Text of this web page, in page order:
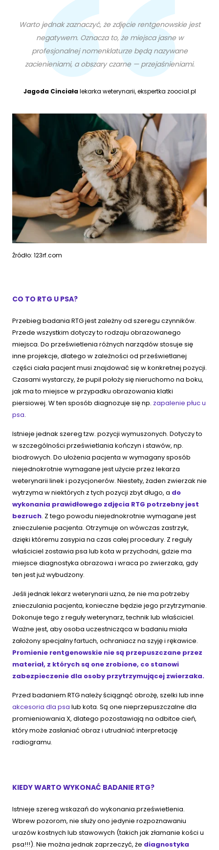
Warto jednak zaznaczyć, że zdjęcie rentgenowskie jest
negatywem. Oznacza to, że miejsca jasne w
profesjonalnej nomenklaturze będą nazywane
zacienieniami, a obszary czarne — przejaśnieniami.
Jagoda Cinciałalekarka weterynarii, ekspertka zoocial.pl
Źródło: 123rf.com
CO TO RTG U PSA?
Przebieg badania RTG jest zależny od szeregu czynników.
Przede wszystkim dotyczy to rodzaju obrazowanego
miejsca. Do prześwietlenia różnych narządów stosuje się
inne projekcje, dlatego w zależności od prześwietlanej
części ciała pacjent musi znajdować się w konkretnej pozycji.
Czasami wystarczy, że pupil położy się nieruchomo na boku,
jak ma to miejsce w przypadku obrazowania klatki
piersiowej. W ten sposób diagnozuje się np. zapalenie płuc u
psa.
Istnieje jednak szereg tzw. pozycji wymuszonych. Dotyczy to
w szczególności prześwietlania kończyn i stawów, np.
biodrowych. Do ułożenia pacjenta w wymagany sposób
niejednokrotnie wymagane jest użycie przez lekarza
weterynarii linek i pozycjonerów. Niestety, żaden zwierzak nie
wytrzyma w niektórych z tych pozycji zbyt długo, a do
wykonania prawidłowego zdjęcia RTG potrzebny jest
bezruch. Z tego powodu niejednokrotnie wymagane jest
znieczulenie pacjenta. Otrzymuje on wówczas zastrzyk,
dzięki któremu zasypia na czas całej procedury. Z reguły
właściciel zostawia psa lub kota w przychodni, gdzie ma
miejsce diagnostyka obrazowa i wraca po zwierzaka, gdy
ten jest już wybudzony.
Jeśli jednak lekarz weterynarii uzna, że nie ma potrzeby
znieczulania pacjenta, konieczne będzie jego przytrzymanie.
Dokonuje tego z reguły weterynarz, technik lub właściciel.
Ważne jest, aby osoba uczestnicząca w badaniu miała
założony specjalny fartuch, ochraniacz na szyję i rękawice.
Promienie rentgenowskie nie są przepuszczane przez
materiał, z których są one zrobione, co stanowi
zabezpieczenie dla osoby przytrzymującej zwierzaka.
Przed badaniem RTG należy ściągnąć obrożę, szelki lub inne
akcesoria dla psa lub kota. Są one nieprzepuszczalne dla
promieniowania X, dlatego pozostawiają na odbitce cień,
który może zasłaniać obraz i utrudniać interpretację
radiogramu.
KIEDY WARTO WYKONAĆ BADANIE RTG?
Istnieje szereg wskazań do wykonania prześwietlenia.
Wbrew pozorom, nie służy ono jedynie rozpoznawaniu
urazów kostnych lub stawowych (takich jak złamanie kości u
psa!!!). Nie można jednak zaprzeczyć, że diagnostyka